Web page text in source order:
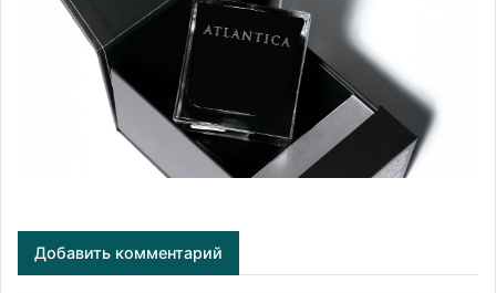
Добавить комментарий